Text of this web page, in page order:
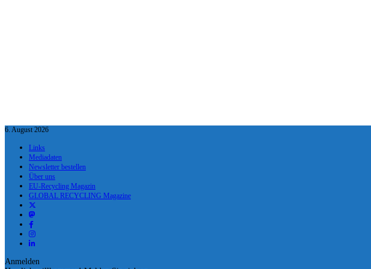
6. August 2026
Links
Mediadaten
Newsletter bestellen
Über uns
EU-Recycling Magazin
GLOBAL RECYCLING Magazine
Anmelden